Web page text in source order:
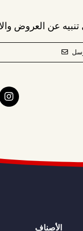
عن العروض
الأصناف